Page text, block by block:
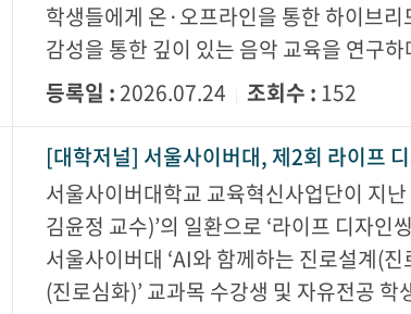
학생들에게 온·오프라인을 통한 하이브
감성을 통한 깊이 있는 음악 교육을 연구
등록일 :2026.07.24 조회수 : 152
[대학저널] 서울사이버대, 제2회 라이프
서울사이버대학교 교육혁신사업단이 지
김윤정 교수)’의 일환으로 ‘라이프 디자
서울사이버대 ‘AI와 함께하는 진로설계(
(진로심화)’ 교과목 수강생 및 자유전공